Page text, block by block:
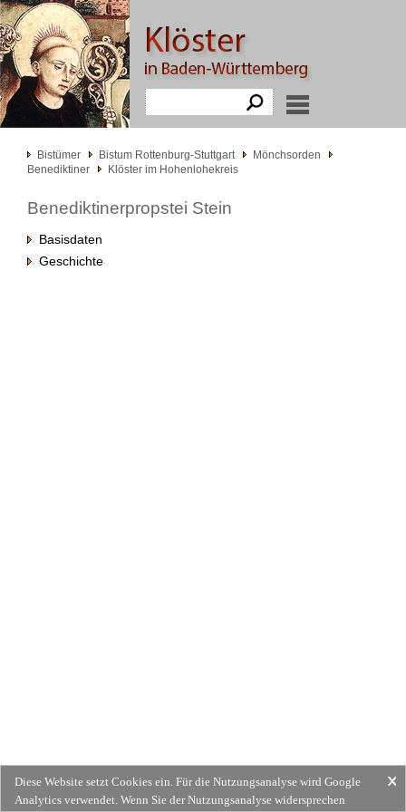
Bistümer Bistum Rottenburg-Stuttgart
Mönchsorden
Benediktiner
Klöster im Hohenlohekreis
Benediktinerpropstei Stein
Basisdaten
Geschichte
Diese Website setzt Cookies ein. Für die Nutzungsanalyse wird Google
Analytics verwendet. Wenn Sie der Nutzungsanalyse widersprechen